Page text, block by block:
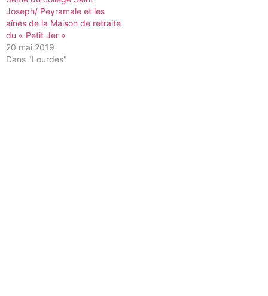
Joseph/ Peyramale et les
aînés de la Maison de retraite
du « Petit Jer »
20 mai 2019
Dans "Lourdes"